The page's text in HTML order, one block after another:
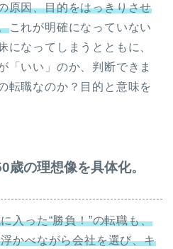
原因、目的をはっきりさせ
これが明確になっていない
になってしまうとともに、
「いい」のか、判断できま
転職なのか？目的と意味を
歳の理想像を具体化。
入った“勝負！”の転職も、
かべながら会社を選び、キ